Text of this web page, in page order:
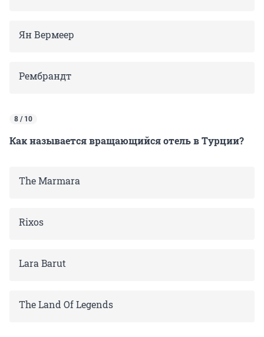
Ян Вермеер
Рембрандт
8 / 10
Как называется вращающийся отель в Турции?
The Marmara
Rixos
Lara Barut
The Land Of Legends